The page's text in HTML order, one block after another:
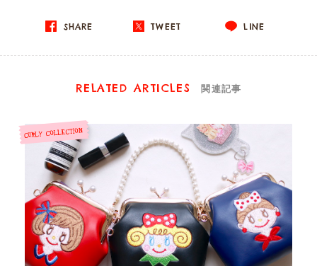
SHARE TWEET LINE
RELATED ARTICLES 関連記事